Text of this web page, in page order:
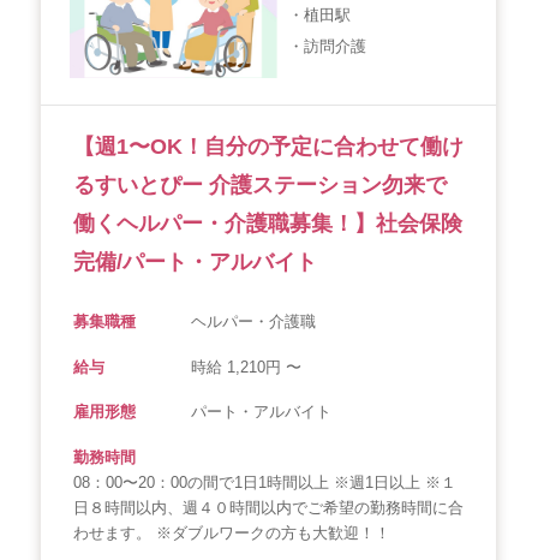
・植田駅
・訪問介護
【週1〜OK！自分の予定に合わせて働け
るすいとぴー 介護ステーション勿来で
働くヘルパー・介護職募集！】社会保険
完備/パート・アルバイト
募集職種 ヘルパー・介護職
給与 時給 1,210円 〜
雇用形態 パート・アルバイト
勤務時間
08：00〜20：00の間で1日1時間以上 ※週1日以上 ※１
日８時間以内、週４０時間以内でご希望の勤務時間に合
わせます。 ※ダブルワークの方も大歓迎！！